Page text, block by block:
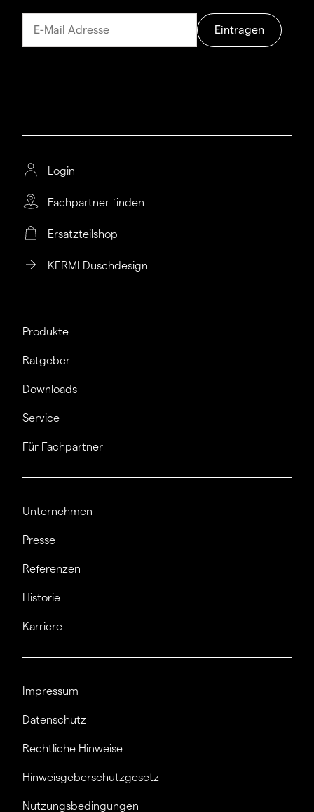
Eintragen
Login
Fachpartner finden
Ersatzteilshop
KERMI Duschdesign
Produkte
Ratgeber
Downloads
Service
Für Fachpartner
Unternehmen
Presse
Referenzen
Historie
Karriere
Impressum
Datenschutz
Rechtliche Hinweise
Hinweisgeberschutzgesetz
Nutzungsbedingungen